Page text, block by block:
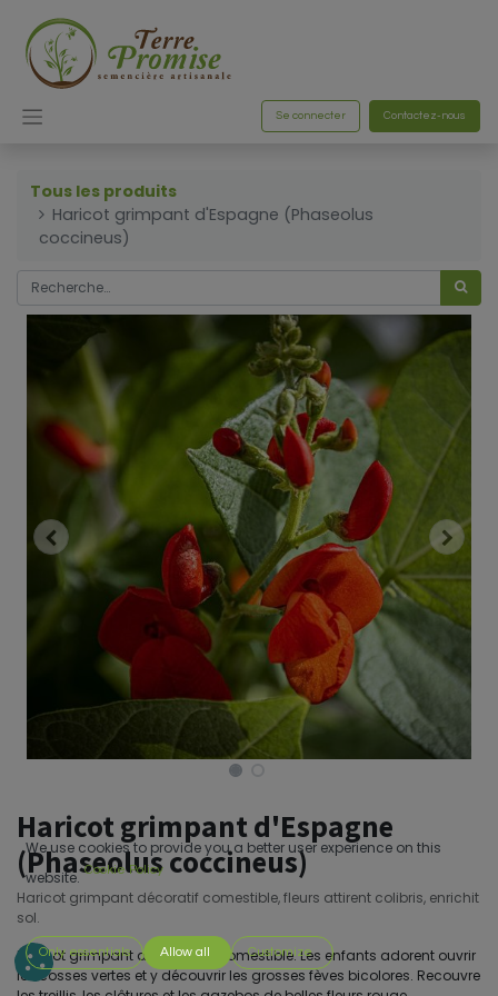
Se connecter Contactez-nous
Tous les produits
Haricot grimpant d'Espagne (Phaseolus
coccineus)
Haricot grimpant d'Espagne
(Phaseolus coccineus)
Haricot grimpant décoratif comestible, fleurs attirent colibris, enrichit
sol.
Haricot grimpant décoratif et comestible. Les enfants adorent ouvrir
les cosses vertes et y découvrir les grosses fèves bicolores. Recouvre
We use cookies to provide you a better user experience on this
website. Cookie Policy
Only essentials Allow all Customize